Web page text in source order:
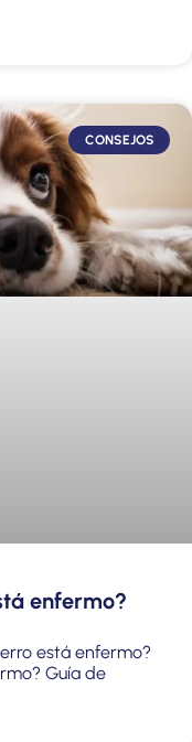
CONSEJOS
enfermo?
está enfermo?
Guía de